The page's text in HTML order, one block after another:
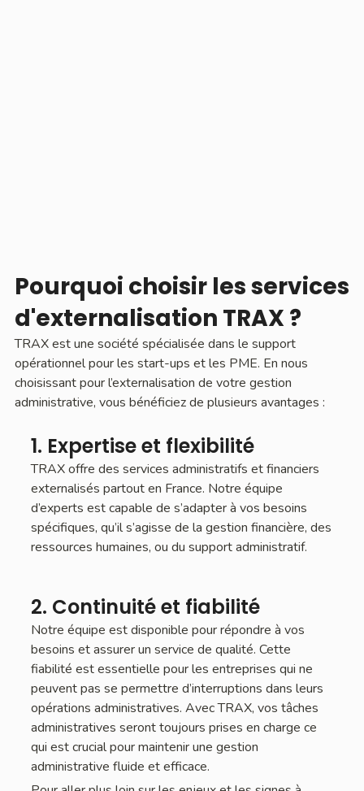
Pourquoi choisir les services
d'externalisation TRAX ?
TRAX est une société spécialisée dans le support
opérationnel pour les start-ups et les PME. En nous
choisissant pour l’externalisation de votre gestion
administrative, vous bénéficiez de plusieurs avantages :
1. Expertise et flexibilité
TRAX offre des services administratifs et financiers
externalisés partout en France. Notre équipe
d’experts est capable de s’adapter à vos besoins
spécifiques, qu’il s’agisse de la gestion financière, des
ressources humaines, ou du support administratif.
2. Continuité et fiabilité
Notre équipe est disponible pour répondre à vos
besoins et assurer un service de qualité. Cette
fiabilité est essentielle pour les entreprises qui ne
peuvent pas se permettre d’interruptions dans leurs
opérations administratives. Avec TRAX, vos tâches
administratives seront toujours prises en charge ce
qui est crucial pour maintenir une gestion
administrative fluide et efficace.